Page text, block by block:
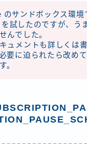
のサンドボックス環境
試したのですが、う
んでした。
ュメントも詳しくは
要に迫られたら改め
。